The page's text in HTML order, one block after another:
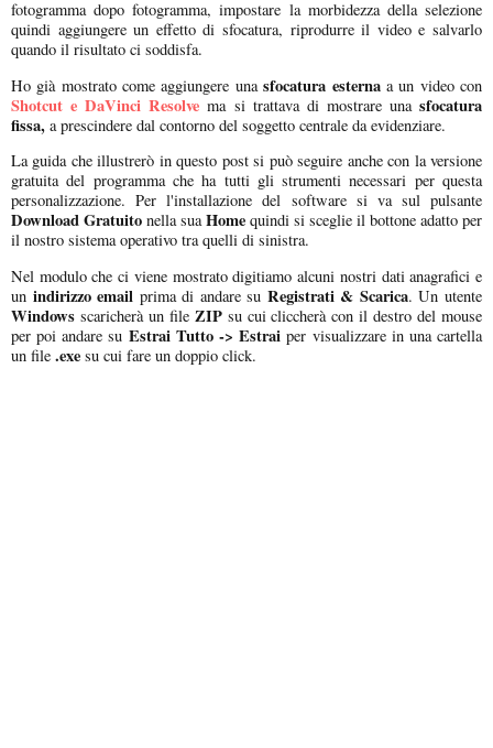
fotogramma dopo fotogramma, impostare la morbidezza della selezione
quindi aggiungere un effetto di sfocatura, riprodurre il video e salvarlo
quando il risultato ci soddisfa.
Ho già mostrato come aggiungere unasfocatura esternaa un video con
Shotcut e DaVinci Resolve ma si trattava di mostrare unasfocatura
fissa, a prescindere dal contorno del soggetto centrale da evidenziare.
La guida che illustrerò in questo post si può seguire anche con la versione
gratuita del programma che ha tutti gli strumenti necessari per questa
personalizzazione. Per l'installazione del software si va sul pulsante
Download Gratuito nella suaHome quindi si sceglie il bottone adatto per
il nostro sistema operativo tra quelli di sinistra.
Nel modulo che ci viene mostrato digitiamo alcuni nostri dati anagrafici e
un indirizzo email prima di andare su Registrati & Scarica. Un utente
Windows scaricherà un file ZIPsu cui cliccherà con il destro del mouse
per poi andare su Estrai Tutto -> Estrai per visualizzare in una cartella
un file .exe su cui fare un doppio click.